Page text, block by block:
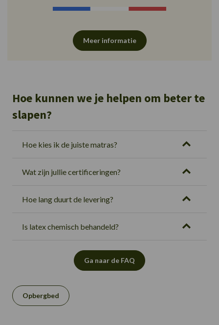
Meer informatie
Hoe kunnen we je helpen om beter te
slapen?
Hoe kies ik de juiste matras?
Wat zijn jullie certificeringen?
Hoe lang duurt de levering?
Is latex chemisch behandeld?
Ga naar de FAQ
Opbergbed